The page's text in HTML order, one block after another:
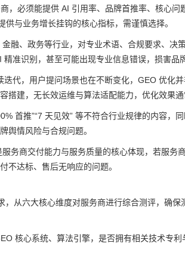
，必须能提供 AI 引用率、品牌首推率、核心问
供与业务增长挂钩的核心指标，需谨慎选择。
融、政务等行业，对专业术语、合规要求、决
准识别，甚至可能出现专业信息错误，损害品
代，用户提问场景也在不断变化，GEO 优化
建，无长效运维与算法适配能力，优化效果通
首推”“7 天见效” 等不符合行业规律的内容，
舆情风险与合规问题。
务商交付能力与服务质量的核心体现，若服务
不达标、售后无响应的问题。
从六大核心维度对服务商进行综合测评，确
核心系统、算法引擎，是否拥有相关技术专